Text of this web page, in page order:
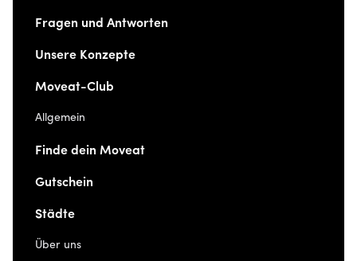
Fragen und Antworten
Unsere Konzepte
Moveat-Club
Allgemein
Finde dein Moveat
Gutschein
Städte
Über uns